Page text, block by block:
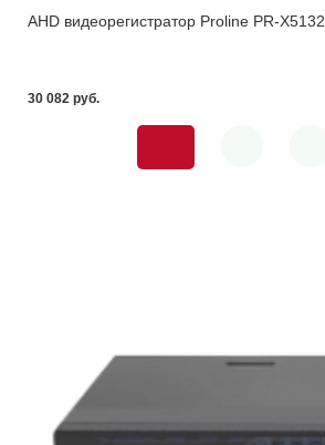
AHD видеорегистратор Proline PR-X5132
30 082 pуб.